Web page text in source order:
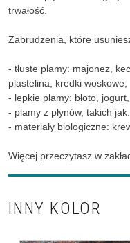
trwałość.
Zabrudzenia, które
- tłuste plamy: majonez,
plastelina, kredki woskowe,
- lepkie plamy: błoto,
- plamy z płynów, takich
- materiały biologiczne:
Więcej przeczytasz w
INNY KOLOR